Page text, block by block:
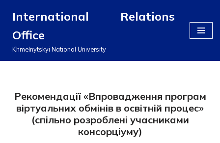
до
вмісту
International Relations
Office
Khmelnytskyi National University
Рекомендації «Впровадження програм
віртуальних обмінів в освітній процес»
(спільно розроблені учасниками
консорціуму)